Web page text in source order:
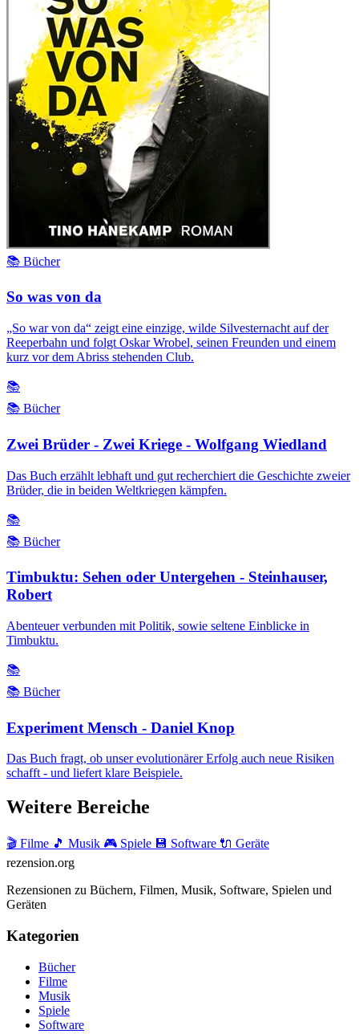
📚 Bücher
So was von da
„So war von da“ zeigt eine einzige, wilde Silvesternacht auf der
Reeperbahn und folgt Oskar Wrobel, seinen Freunden und einem
kurz vor dem Abriss stehenden Club.
📚
📚 Bücher
Zwei Brüder - Zwei Kriege - Wolfgang Wiedland
Das Buch erzählt lebhaft und gut recherchiert die Geschichte zweier
Brüder, die in beiden Weltkriegen kämpfen.
📚
📚 Bücher
Timbuktu: Sehen oder Untergehen - Steinhauser,
Robert
Abenteuer verbunden mit Politik, sowie seltene Einblicke in
Timbuktu.
📚
📚 Bücher
Experiment Mensch - Daniel Knop
Das Buch fragt, ob unser evolutionärer Erfolg auch neue Risiken
schafft - und liefert klare Beispiele.
Weitere Bereiche
🎬 Filme 🎵 Musik 🎮 Spiele 💾 Software 🔌 Geräte
rezension.org
Rezensionen zu Büchern, Filmen, Musik, Software, Spielen und
Geräten
Kategorien
Bücher
Filme
Musik
Spiele
Software